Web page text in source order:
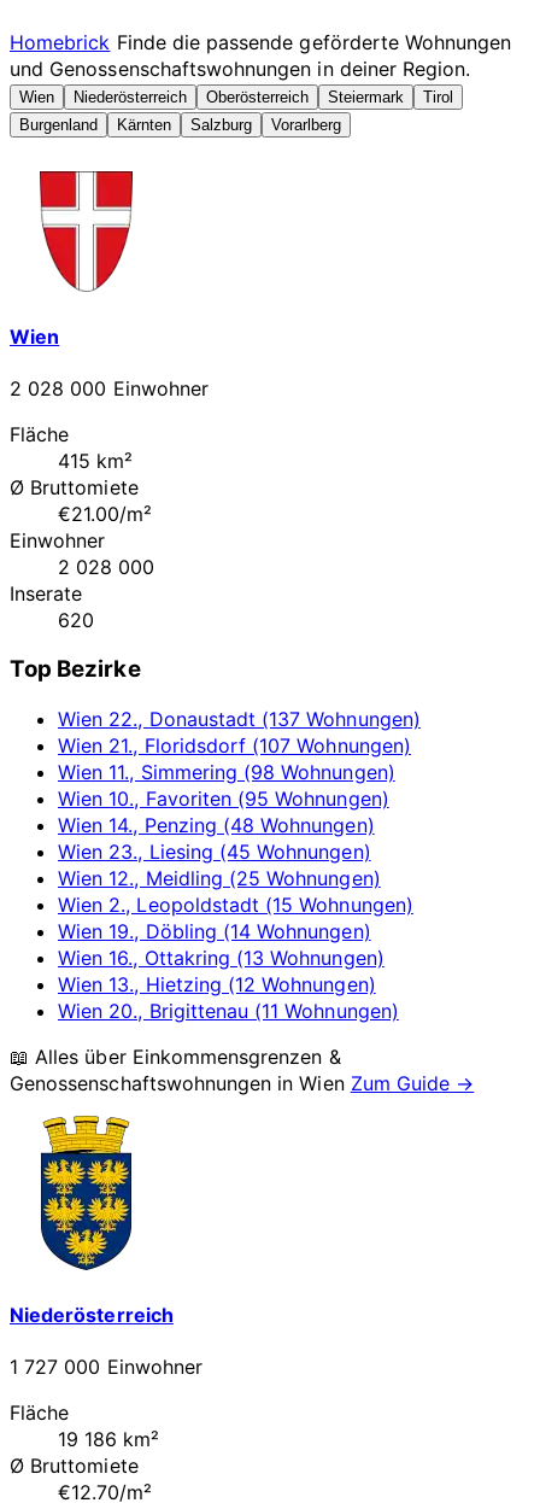
Homebrick Finde die passende geförderte Wohnungen
und Genossenschaftswohnungen in deiner Region.
Wien Niederösterreich Oberösterreich Steiermark
Tirol
Burgenland
Kärnten Salzburg Vorarlberg
Wien
2 028 000 Einwohner
Fläche
415 km²
Ø Bruttomiete
€21.00/m²
Einwohner
2 028 000
Inserate
620
Top Bezirke
Wien 22., Donaustadt (137 Wohnungen)
Wien 21., Floridsdorf (107 Wohnungen)
Wien 11., Simmering (98 Wohnungen)
Wien 10., Favoriten (95 Wohnungen)
Wien 14., Penzing (48 Wohnungen)
Wien 23., Liesing (45 Wohnungen)
Wien 12., Meidling (25 Wohnungen)
Wien 2., Leopoldstadt (15 Wohnungen)
Wien 19., Döbling (14 Wohnungen)
Wien 16., Ottakring (13 Wohnungen)
Wien 13., Hietzing (12 Wohnungen)
Wien 20., Brigittenau (11 Wohnungen)
📖 Alles über Einkommensgrenzen &
Genossenschaftswohnungen inWien Zum Guide →
Niederösterreich
1 727 000 Einwohner
Fläche
19 186 km²
Ø Bruttomiete
€12.70/m²